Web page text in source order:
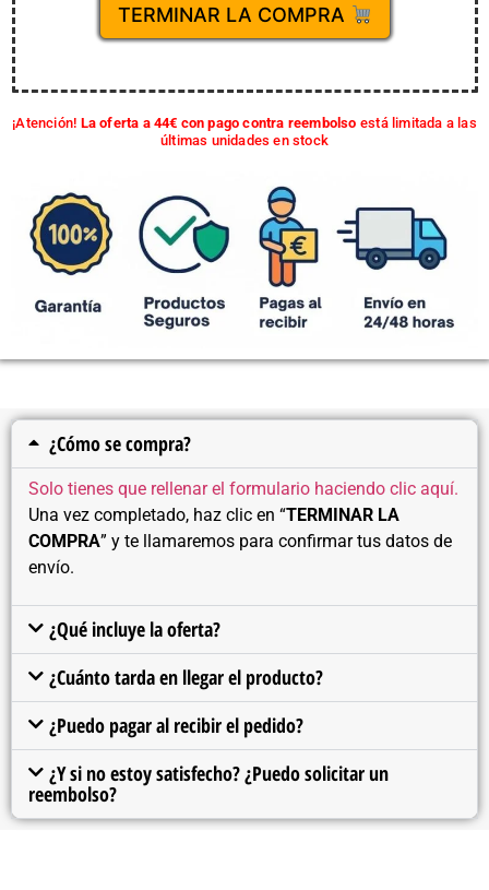
TERMINAR LA COMPRA
¡Atención! La oferta a 44€ con pago contra reembolso está limitada a las
últimas unidades en stock
¿Cómo se compra?
Solo tienes que rellenar el formulario haciendo clic aquí.
Una vez completado, haz clic en “TERMINAR LA
COMPRA” y te llamaremos para confirmar tus datos de
envío.
¿Qué incluye la oferta?
¿Cuánto tarda en llegar el producto?
¿Puedo pagar al recibir el pedido?
¿Y si no estoy satisfecho? ¿Puedo solicitar un
reembolso?